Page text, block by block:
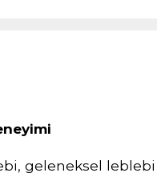
geleneksel